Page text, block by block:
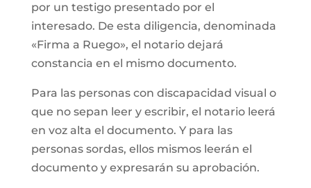
por un testigo presentado por el
interesado. De esta diligencia, denominada
«Firma a Ruego», el notario dejará
constancia en el mismo documento.
Para las personas con discapacidad visual o
que no sepan leer y escribir, el notario leerá
en voz alta el documento. Y para las
personas sordas, ellos mismos leerán el
documento y expresarán su aprobación.